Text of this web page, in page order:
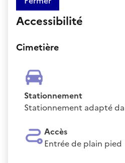
Accessibilité
Cimetière
Stationnement
Stationnement adapté
Accès
Entrée de plain pied